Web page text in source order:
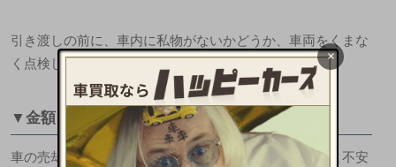
引き渡しの前に、車内に私物がないかどうか、車両をくまな
く点検しておきましょう。
▼金額を受け取る
車の売却を行ったあとは、すぐにその入金がされないと不安
×